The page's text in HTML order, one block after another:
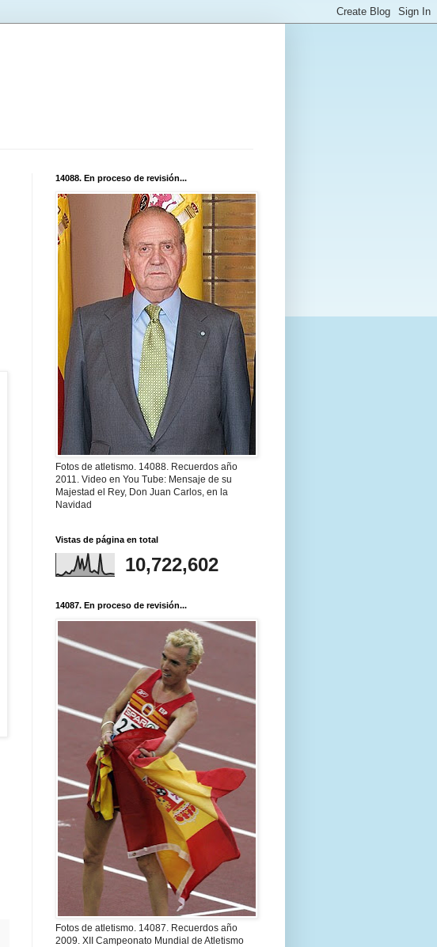
14088. En proceso de revisión...
Fotos de atletismo. 14088. Recuerdos año
2011. Video en You Tube: Mensaje de su
Majestad el Rey, Don Juan Carlos, en la
Navidad
Vistas de página en total
10,722,602
14087. En proceso de revisión...
Fotos de atletismo. 14087. Recuerdos año
2009. XII Campeonato Mundial de Atletismo